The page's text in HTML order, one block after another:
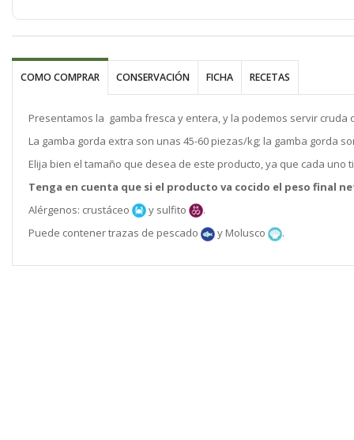
COMO COMPRAR CONSERVACIÓN FICHA RECETAS
Presentamos la gamba fresca y entera, y la podemos servir cruda
La gamba gorda extra son unas 45-60 piezas/kg; la gamba gorda
Elija bien el tamaño que desea de este producto, ya que cada uno
Tenga en cuenta que si el producto va cocido el peso final
Alérgenos: crustáceo
y sulfito
.
Puede contener trazas de pescado
y Molusco .